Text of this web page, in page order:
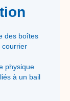
des boîtes
courrier
physique
à un bail